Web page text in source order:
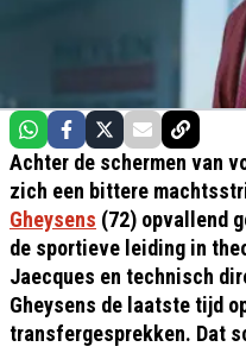
Achter de schermen van
zich een bittere
Gheysens (72) opvallend
de sportieve leiding in
Jaecques en technisch
Gheysens de laatste tijd
transfergesprekken. Dat